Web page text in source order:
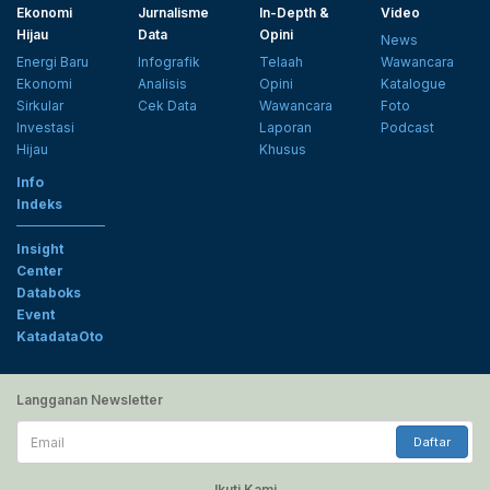
Ekonomi
Hijau
Energi Baru
Ekonomi
Sirkular
Investasi
Hijau
Jurnalisme
Data
Infografik
Analisis
Cek Data
In-Depth &
Opini
Telaah
Opini
Wawancara
Laporan
Khusus
Video
News
Wawancara
Katalogue
Foto
Podcast
Info
Indeks
Insight
Center
Databoks
Event
KatadataOto
Langganan Newsletter
Email
Daftar